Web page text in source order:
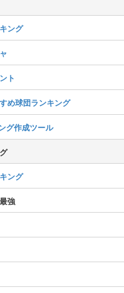
ング
ト
め球団ランキング
グ作成ツール
ング
強